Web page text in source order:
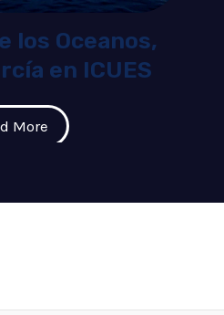
los Oceanos,
en ICUES
More